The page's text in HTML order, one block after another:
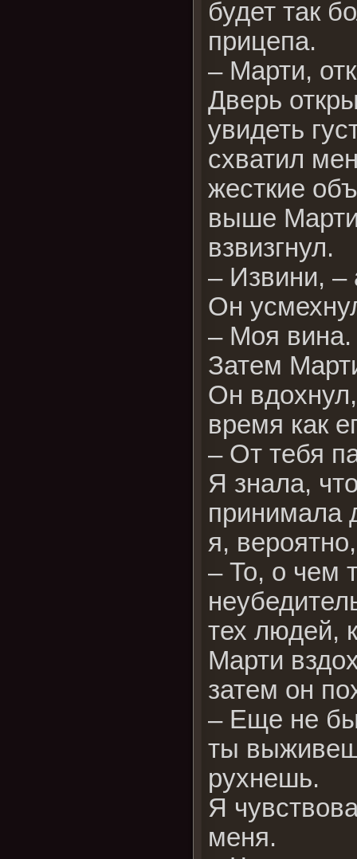
будет так
прицепа.
– Марти,
Дверь
увидеть
схватил
жесткие
выше Марти
взвизгнул.
– Извини, –
Он
– Моя вина.
Затем
Он
время как
– От тебя
Я знала,
принимала
я,
– То, о чем
тех людей,
Марти
затем он
– Еще не
ты
рухнешь.
Я
меня.